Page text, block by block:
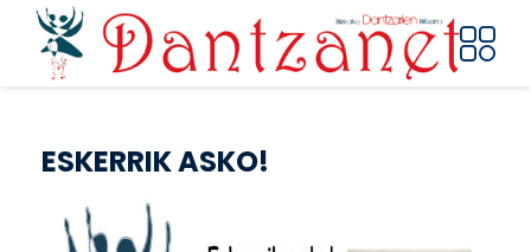
Pasar al contenido principal
ESKERRIK ASKO!